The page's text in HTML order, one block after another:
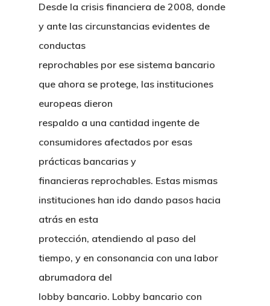
Desde la crisis financiera de 2008, donde
y ante las circunstancias evidentes de
conductas
reprochables por ese sistema bancario
que ahora se protege, las instituciones
europeas dieron
respaldo a una cantidad ingente de
consumidores afectados por esas
prácticas bancarias y
financieras reprochables. Estas mismas
instituciones han ido dando pasos hacia
atrás en esta
protección, atendiendo al paso del
tiempo, y en consonancia con una labor
abrumadora del
lobby bancario. Lobby bancario con